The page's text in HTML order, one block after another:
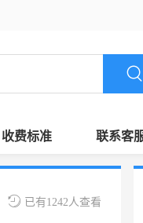
收费标准 联系客
已有1242人查看